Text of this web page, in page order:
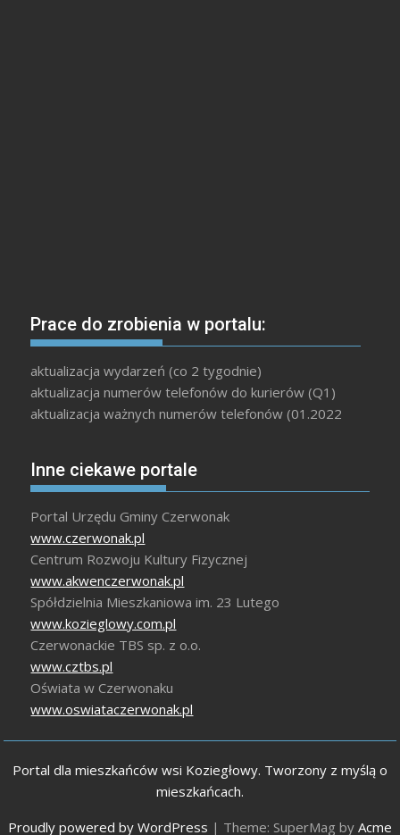
Prace do zrobienia w portalu:
aktualizacja wydarzeń (co 2 tygodnie)
aktualizacja numerów telefonów do kurierów (Q1)
aktualizacja ważnych numerów telefonów (01.2022
Inne ciekawe portale
Portal Urzędu Gminy Czerwonak
www.czerwonak.pl
Centrum Rozwoju Kultury Fizycznej
www.akwenczerwonak.pl
Spółdzielnia Mieszkaniowa im. 23 Lutego
www.kozieglowy.com.pl
Czerwonackie TBS sp. z o.o.
www.cztbs.pl
Oświata w Czerwonaku
www.oswiataczerwonak.pl
Portal dla mieszkańców wsi Koziegłowy. Tworzony z myślą o
mieszkańcach.
Proudly powered by WordPress | Theme: SuperMag by Acme